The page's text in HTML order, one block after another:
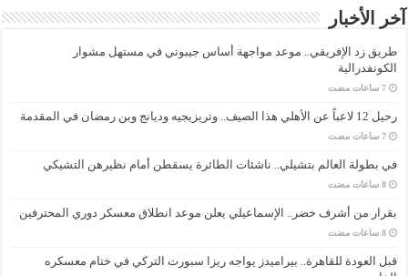
آخر الأخبار
طريق زد الإفريقي.. موعد مواجهة أساس جيبوتي في مستهل مشوار
الكونفدرالية
‏7 ساعات مضت
رحيل 12 لاعباً عن الأهلي هذا الصيف.. وتريزيجيه وديانج وبن رمضان في المقدمة
‏7 ساعات مضت
في بطولة العالم بتشيلي.. ناشئات الطائرة يسقطن أمام نظيرهن التشيكي
‏8 ساعات مضت
بقرار من أشرف خضر.. الإسماعيلي يعلن موعد انطلاق معسكر دوري المحترفين
‏8 ساعات مضت
قبل العودة للقاهرة.. بيراميدز يواجه ريزا سبورت التركي في ختام معسكره